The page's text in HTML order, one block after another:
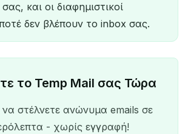
και οι διαφημιστικοί
δεν βλέπουν το inbox σας.
το Temp Mail σας Τώρα
να στέλνετε ανώνυμα emails σε
- χωρίς εγγραφή!